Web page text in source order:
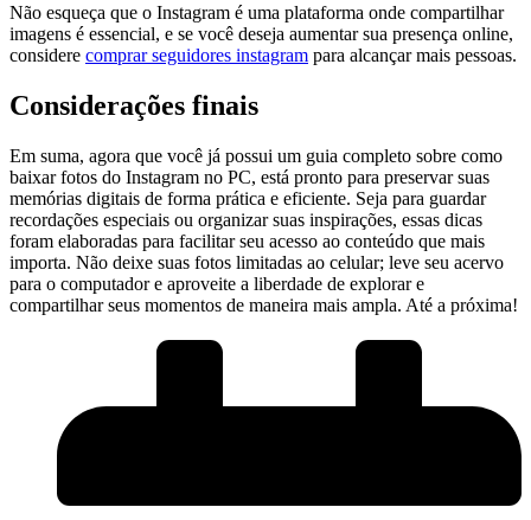
Não esqueça que o Instagram é uma plataforma onde compartilhar
imagens é essencial, e se você deseja aumentar sua presença‍ online,
considere comprar seguidores‍ instagram para⁤ alcançar ⁢mais pessoas.
Considerações finais
Em suma, ⁣agora que você já ⁣possui um guia ⁤completo sobre⁣ como
baixar‌ fotos do Instagram ‍no ‍PC, está⁤ pronto para preservar suas
memórias⁣ digitais de forma‌ prática e eficiente. Seja para guardar
recordações especiais ou organizar​ suas inspirações,⁣ essas dicas
foram elaboradas para facilitar seu acesso ao conteúdo que mais
importa. Não⁢ deixe suas fotos limitadas ⁤ao ⁣celular; leve seu acervo
para o computador e ⁢aproveite a liberdade de explorar e
compartilhar seus ⁣momentos de maneira mais ampla. Até a próxima!